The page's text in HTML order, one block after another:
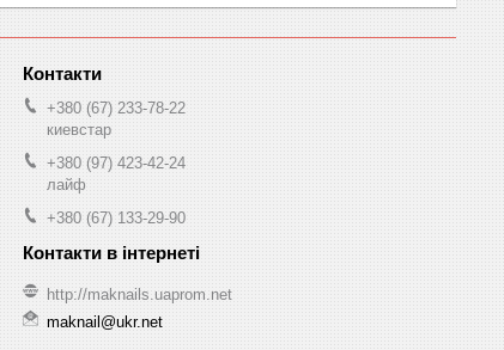
+380 (67) 233-78-22
киевстар
+380 (97) 423-42-24
лайф
+380 (67) 133-29-90
http://maknails.uaprom.net
maknail@ukr.net